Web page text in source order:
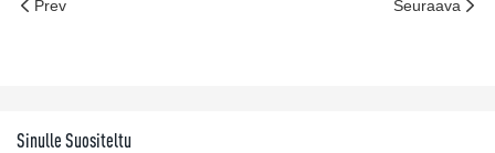
Prev Seuraava
Sinulle Suositeltu